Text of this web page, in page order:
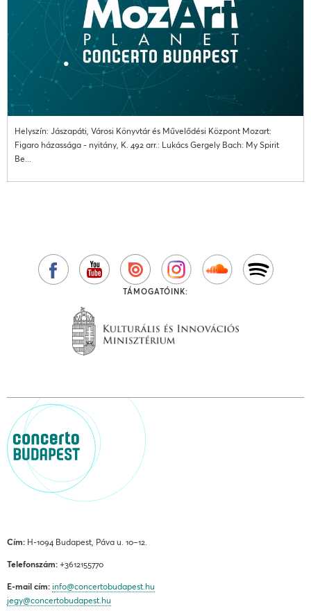
Helyszín: Jászapáti, Városi Könyvtár és Művelődési Központ Mozart:
Figaro házassága - nyitány, K. 492 arr.: Lukács Gergely Bach: My Spirit
Be...
TÁMOGATÓINK:
Cím: H-1094 Budapest, Páva u. 10–12.
Telefonszám: +3612155770
E-mail cím: info@concertobudapest.hu
jegy@concertobudapest.hu